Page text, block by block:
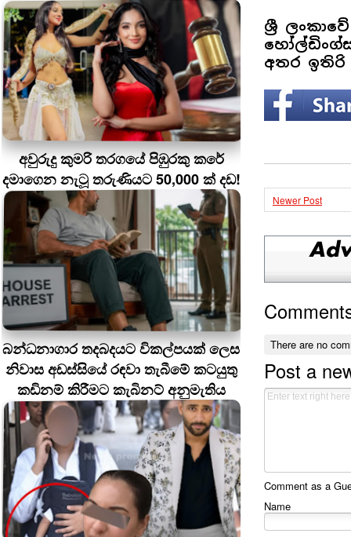
අවුරුදු කුමරි තරගයේ පිඹුරකු කරේ
දමාගෙන නැටූ තරුණියට 50,000 ක් දඩ!
බන්ධනාගාර තදබදයට විකල්පයක් ලෙස
නිවාස අඩස්සියේ රඳවා තැබීමේ කටයුතු
කඩිනම් කිරීමට කැබිනට් අනුමැතිය
ශ්‍රී
අතර ඉතිරි
Newer Post
There are no
Post a
Comment as a
Name